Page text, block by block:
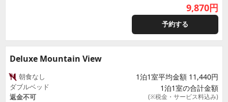
9,870円
予約する
Deluxe Mountain View
朝食なし
ダブルベッド
返金不可
1泊1室平均金額 11,440円
1泊1室の合計金額
(※税金・サービス料込み)